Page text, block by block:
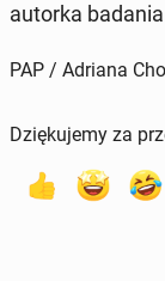
au­tor­ka
PAP / Adriana
Dziękujemy za